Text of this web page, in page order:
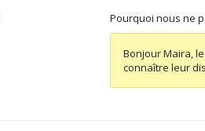
Pourquoi nous ne
Bonjour Maira,
connaître leur